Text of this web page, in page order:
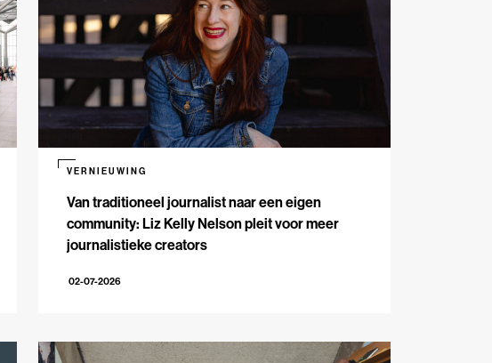
Van traditioneel journalist naar een eigen
community: Liz Kelly Nelson pleit voor meer
journalistieke creators
VERNIEUWING
02-07-2026